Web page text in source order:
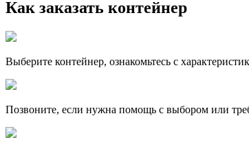
Как заказать контейнер
Выберите контейнер, ознакомьтесь с
Позвоните, если нужна помощь с выбором или